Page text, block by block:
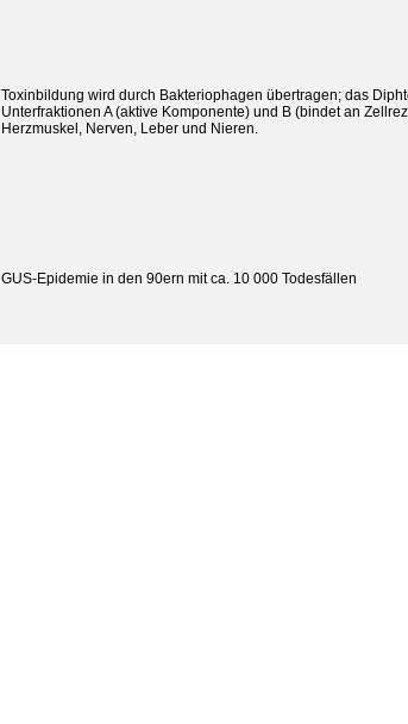
Toxinbildung wird durch Bakteriophagen übertragen; das
Unterfraktionen A (aktive Komponente) und B (bindet an
Herzmuskel, Nerven, Leber und Nieren.
GUS-Epidemie in den 90ern mit ca. 10 000 Todesfällen